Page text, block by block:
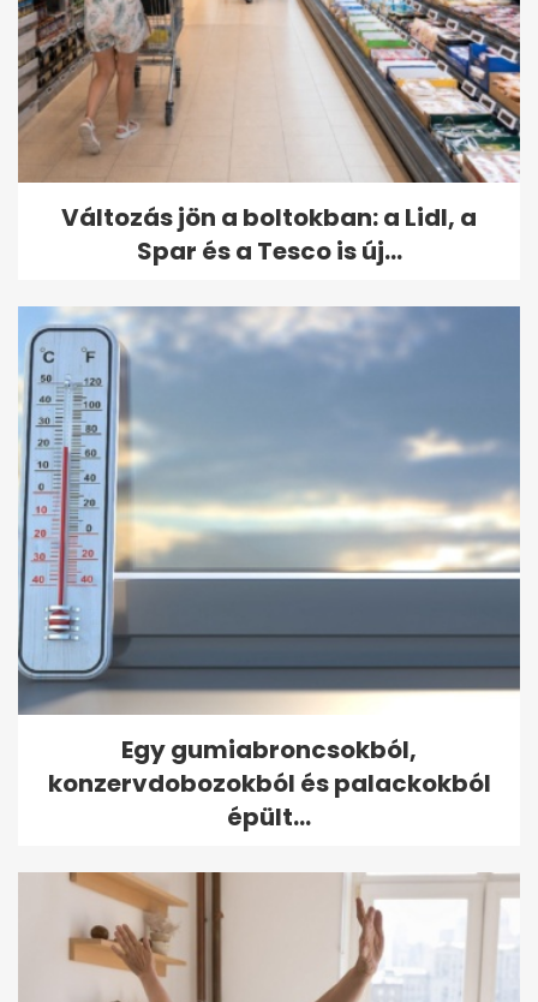
Változás jön a boltokban: a Lidl, a
Spar és a Tesco is új...
Egy gumiabroncsokból,
konzervdobozokból és palackokból
épült...